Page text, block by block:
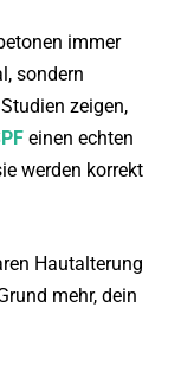
immer
sondern
zeigen,
einen echten
werden korrekt
Hautalterung
mehr, dein